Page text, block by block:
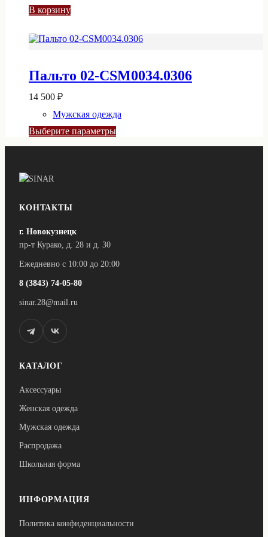
В корзину
Пальто 02-CSM0034.0306
14 500 ₽
Мужская одежда
Выберите параметры
Этот
вариаций.
Опции
выбрать
странице
товара.
КОНТАКТЫ
г. Новокузнецк
пр-т Курако, д. 28 и д. 30
Ежедневно с 10:00 до 20:00
8 (3843) 74-05-80
sinar.28@mail.ru
КАТАЛОГ
Аксессуары
Женская одежда
Мужская одежда
Распродажа
Школьная форма
ИНФОРМАЦИЯ
Политика конфиденциальности